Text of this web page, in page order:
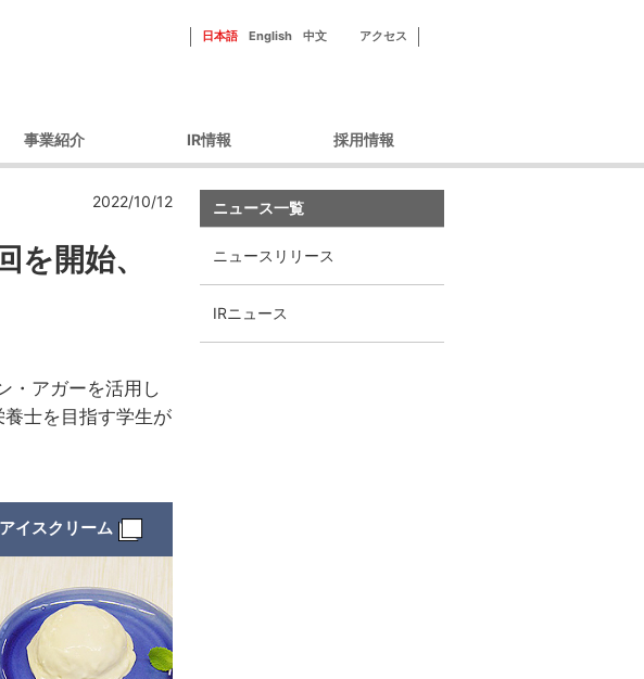
ニュース一覧
ニュースリリース
IRニュース
2022/10/12
を開始、
・アガーを活用し
士を目指す学生が
イスクリーム
事業紹介 IR情報
IRライブラリ
ディスクロージャーポ
採用情報
日本語 English 中文 アクセス